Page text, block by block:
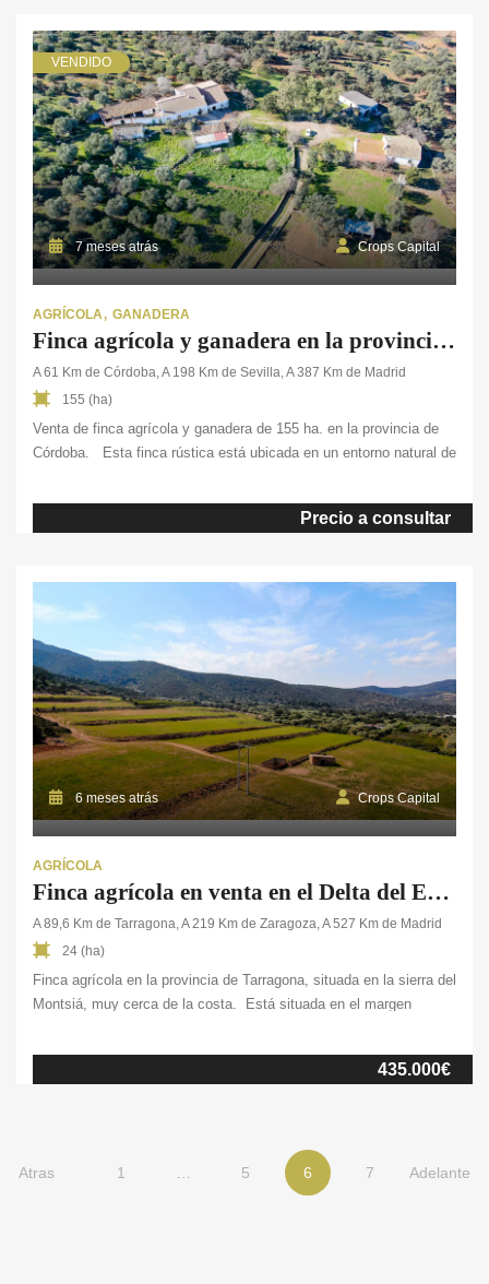
VENDIDO
7 meses atrás Crops Capital
AGRÍCOLA GANADERA
Finca agrícola y ganadera en la provincia de Córdoba
A 61 Km de Córdoba, A 198 Km de Sevilla, A 387 Km de Madrid
155 (ha)
Venta de finca agrícola y ganadera de 155 ha. en la provincia de
Córdoba. Esta finca rústica está ubicada en un entorno natural de
con la naturaleza. Su diversidad de ecosistemas productivos, con
olivar de secano, pastos adehesados de encina y tierras arables,
Precio a consultar
6 meses atrás Crops Capital
AGRÍCOLA
Finca agrícola en venta en el Delta del Ebro, Tarragona
A 89,6 Km de Tarragona, A 219 Km de Zaragoza, A 527 Km de Madrid
24 (ha)
Finca agrícola en la provincia de Tarragona, situada en la sierra del
Montsiá, muy cerca de la costa. Está situada en el margen
continental y el delta del Ebro. Esta finca está rodeada por zonas
de cultivo y de distintas variedades de plantaciones y aunque en
435.000€
Atras 1 … 5 6 7 Adelante